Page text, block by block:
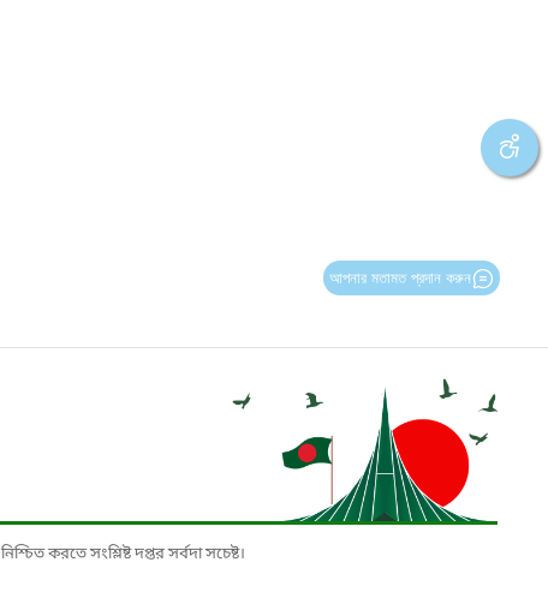
আপনার মতামত প্রদান করুন
করতে সংশ্লিষ্ট দপ্তর সর্বদা সচেষ্ট।